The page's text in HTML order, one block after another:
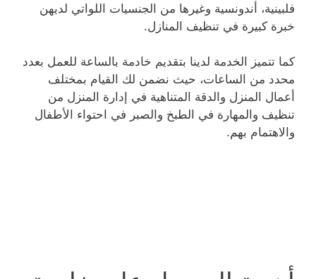
فلبينية، أندونسية وغيرها من الجنسيات اللواتي لديهن
خبرة كبيرة في تنظيف المنازل.
كما تتميز الخدمة لدينا بتقديم خادمة بالساعة للعمل بعدد
محدد من الساعات، حيث نضمن لك القيام بمختلف
أعمال المنزل والدقة المتناهية في إدارة المنزل من
تنظيف والمهارة في الطبخ والصبر في احتواء الأطفال
والاهتمام بهم.